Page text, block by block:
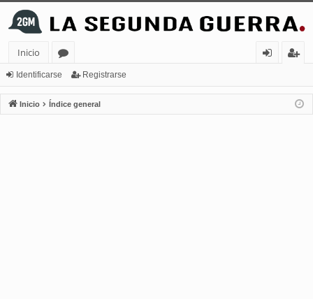
Inicio
or
os
nt
ifi
ist
ra
Identificarse Registrarse
Inicio Índice general